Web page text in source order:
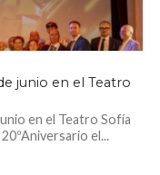
junio en el Teatro
en el Teatro Sofía
el...